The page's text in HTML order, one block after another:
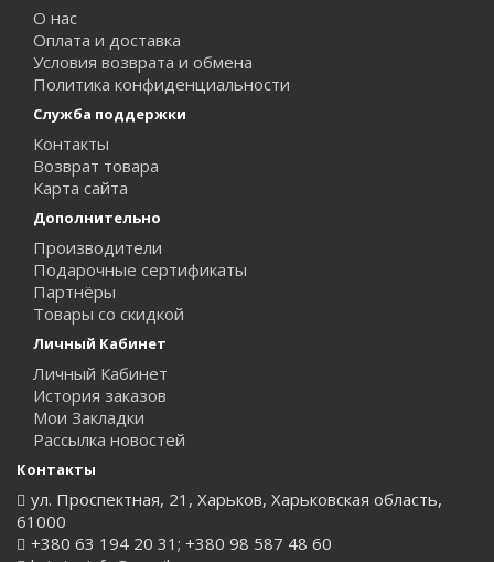
О нас
Оплата и доставка
Условия возврата и обмена
Политика конфиденциальности
Служба поддержки
Контакты
Возврат товара
Карта сайта
Дополнительно
Производители
Подарочные сертификаты
Партнёры
Товары со скидкой
Личный Кабинет
Личный Кабинет
История заказов
Мои Закладки
Рассылка новостей
Контакты
ул. Проспектная, 21, Харьков, Харьковская область,
61000
+380 63 194 20 31; +380 98 587 48 60